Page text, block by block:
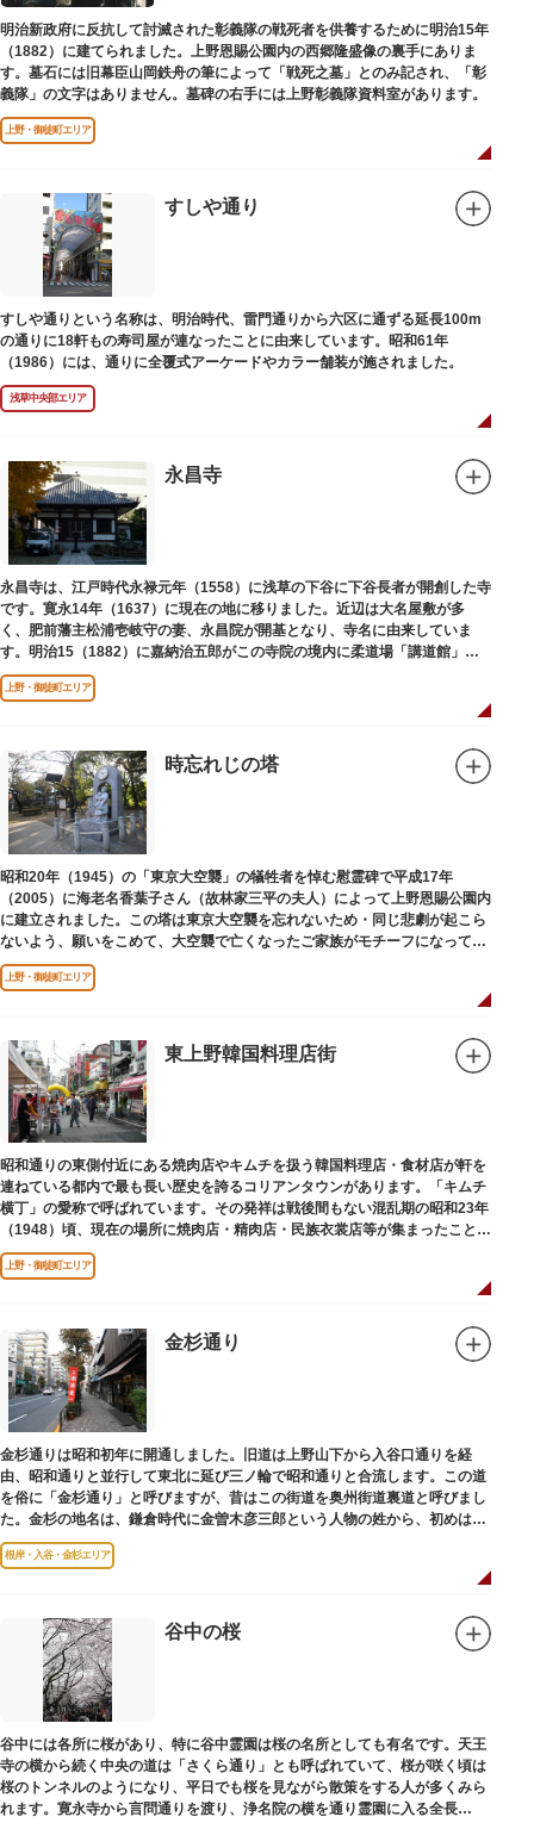
明治新政府に反抗して討滅された彰義隊の戦死者を供養するために明治15年
（1882）に建てられました。上野恩賜公園内の西郷隆盛像の裏手にありま
す。墓石には旧幕臣山岡鉄舟の筆によって「戦死之墓」とのみ記され、「彰
義隊」の文字はありません。墓碑の右手には上野彰義隊資料室があります。
上野・御徒町エリア
すしや通り
すしや通りという名称は、明治時代、雷門通りから六区に通ずる延長100m
の通りに18軒もの寿司屋が連なったことに由来しています。昭和61年
（1986）には、通りに全覆式アーケードやカラー舗装が施されました。
浅草中央部エリア
永昌寺
永昌寺は、江戸時代永禄元年（1558）に浅草の下谷に下谷長者が開創した寺
です。寛永14年（1637）に現在の地に移りました。近辺は大名屋敷が多
く、肥前藩主松浦壱岐守の妻、永昌院が開基となり、寺名に由来していま
す。明治15（1882）に嘉納治五郎がこの寺院の境内に柔道場「講道館」を
設立しました。
上野・御徒町エリア
時忘れじの塔
昭和20年（1945）の「東京大空襲」の犠牲者を悼む慰霊碑で平成17年
（2005）に海老名香葉子さん（故林家三平の夫人）によって上野恩賜公園内
に建立されました。この塔は東京大空襲を忘れないため・同じ悲劇が起こら
ないよう、願いをこめて、大空襲で亡くなったご家族がモチーフになってい
る平和祈念母子像・時計塔です。
上野・御徒町エリア
東上野韓国料理店街
昭和通りの東側付近にある焼肉店やキムチを扱う韓国料理店・食材店が軒を
連ねている都内で最も長い歴史を誇るコリアンタウンがあります。「キムチ
横丁」の愛称で呼ばれています。その発祥は戦後間もない混乱期の昭和23年
（1948）頃、現在の場所に焼肉店・精肉店・民族衣裳店等が集まったことに
端を発しています。
上野・御徒町エリア
金杉通り
金杉通りは昭和初年に開通しました。旧道は上野山下から入谷口通りを経
由、昭和通りと並行して東北に延び三ノ輪で昭和通りと合流します。この道
を俗に「金杉通り」と呼びますが、昔はこの街道を奥州街道裏道と呼びまし
た。金杉の地名は、鎌倉時代に金曽木彦三郎という人物の姓から、初めは金
曽木、それが金杉に変わったものとされています。
根岸・入谷・金杉エリア
谷中の桜
谷中には各所に桜があり、特に谷中霊園は桜の名所としても有名です。天王
寺の横から続く中央の道は「さくら通り」とも呼ばれていて、桜が咲く頃は
桜のトンネルのようになり、平日でも桜を見ながら散策をする人が多くみら
れます。寛永寺から言問通りを渡り、浄名院の横を通り霊園に入る全長